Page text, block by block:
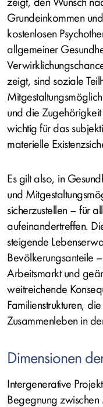
Grundeinkommen
kostenlosen
allgemeiner
zeigt, sind soziale
und die
wichtig für das
materielle
Es gilt also, in
und
sicherzustellen – für
aufeinandertreffen.
steigende
Bevölkerungsanteile
Arbeitsmarkt und
weitreichende
Familienstrukturen,
Zusammenleben in
Dimensionen
Intergenerative
Begegnung zwischen